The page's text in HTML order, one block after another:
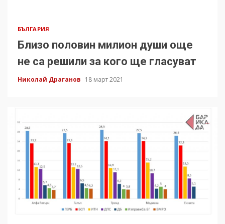
БЪЛГАРИЯ
Близо половин милион души още
не са решили за кого ще гласуват
Николай Драганов 18 март 2021